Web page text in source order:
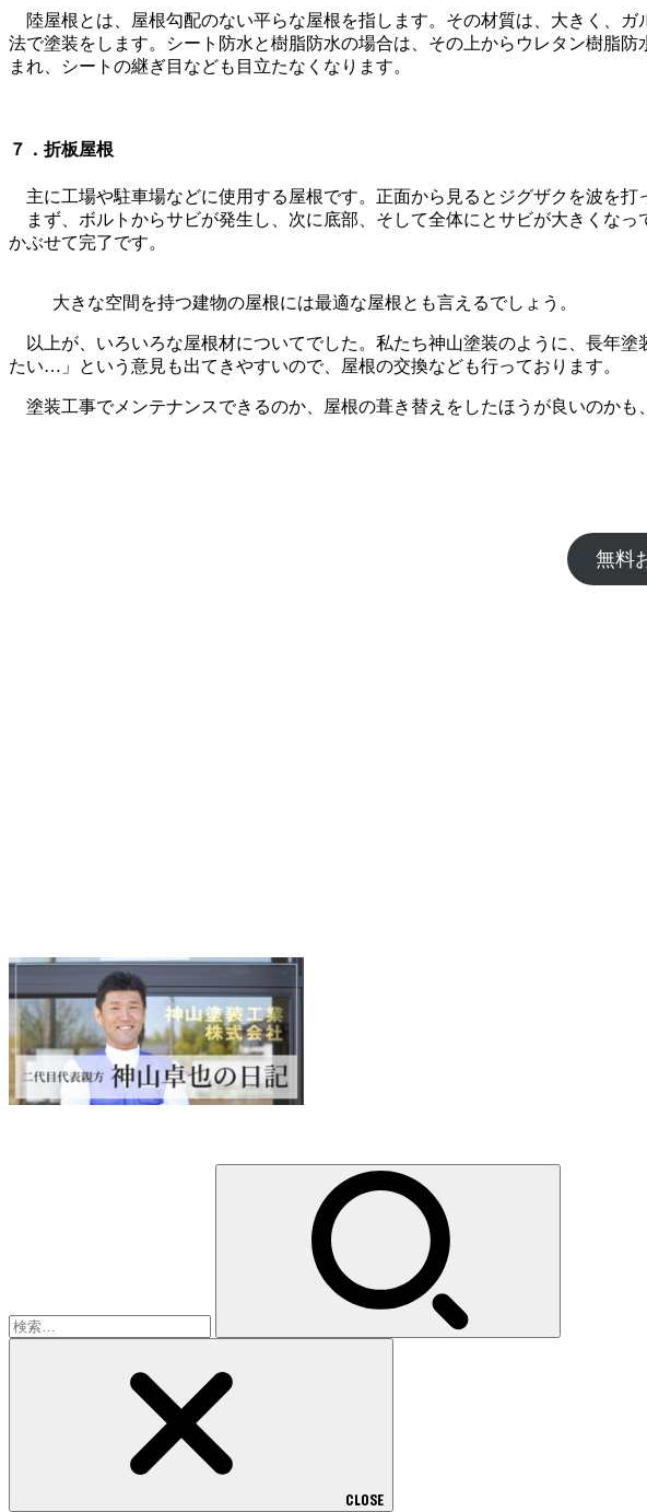
陸屋根とは、屋根勾配のない平らな屋根を指します。その材質は、大きく、
法で塗装をします。シート防水と樹脂防水の場合は、その上からウレタン樹脂
まれ、シートの継ぎ目なども目立たなくなります。
７．折板屋根
主に工場や駐車場などに使用する屋根です。正面から見るとジグザクを波を打
まず、ボルトからサビが発生し、次に底部、そして全体にとサビが大きくな
かぶせて完了です。
大きな空間を持つ建物の屋根には最適な屋根とも言えるでしょう。
以上が、いろいろな屋根材についてでした。私たち神山塗装のように、長年
たい…」という意見も出てきやすいので、屋根の交換なども行っております。
塗装工事でメンテナンスできるのか、屋根の葺き替えをしたほうが良いのかも
無料
CLOSE